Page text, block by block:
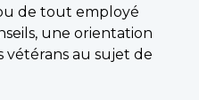
de tout employé
une orientation
vétérans au sujet de